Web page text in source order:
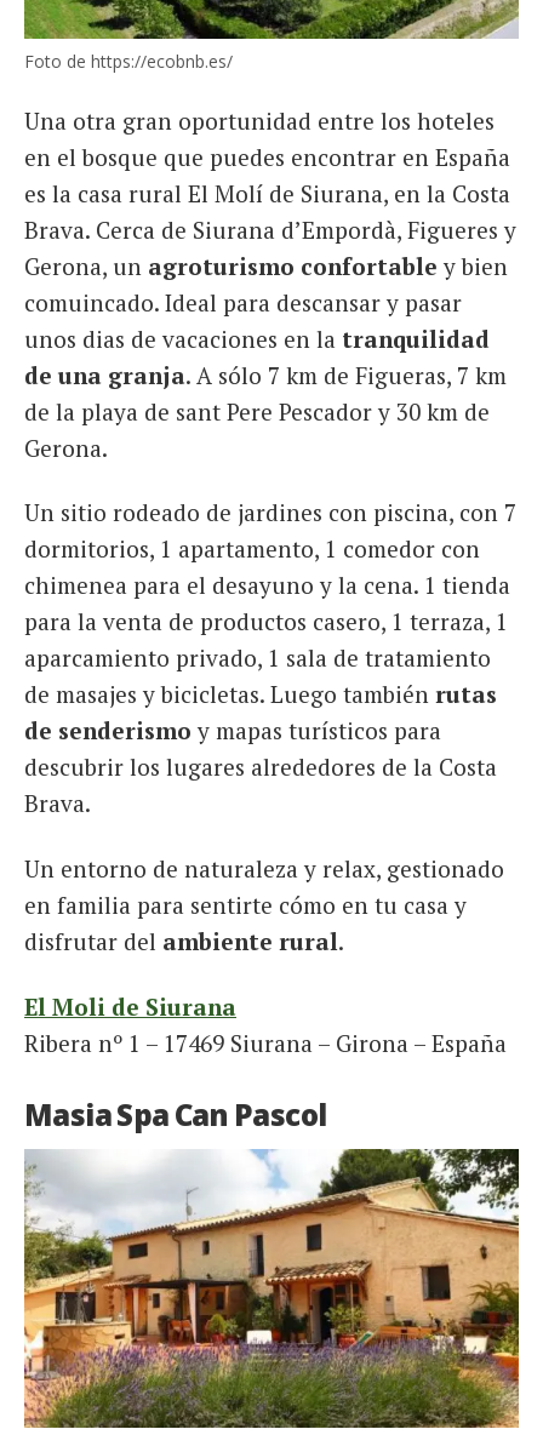
Foto de https://ecobnb.es/
Una otra gran oportunidad entre los hoteles
en el bosque que puedes encontrar en España
es la casa rural El Molí de Siurana, en la Costa
Brava. Cerca de Siurana d’Empordà, Figueres y
Gerona, un agroturismo confortable y bien
comuincado. Ideal para descansar y pasar
unos dias de vacaciones en la tranquilidad
de una granja. A sólo 7 km de Figueras, 7 km
de la playa de sant Pere Pescador y 30 km de
Gerona.
Un sitio rodeado de jardines con piscina, con 7
dormitorios, 1 apartamento, 1 comedor con
chimenea para el desayuno y la cena. 1 tienda
para la venta de productos casero, 1 terraza, 1
aparcamiento privado, 1 sala de tratamiento
de masajes y bicicletas. Luego también rutas
de senderismo y mapas turísticos para
descubrir los lugares alrededores de la Costa
Brava.
Un entorno de naturaleza y relax, gestionado
en familia para sentirte cómo en tu casa y
disfrutar del ambiente rural.
El Moli de Siurana
Ribera nº 1 – 17469 Siurana – Girona – España
Masia Spa Can Pascol